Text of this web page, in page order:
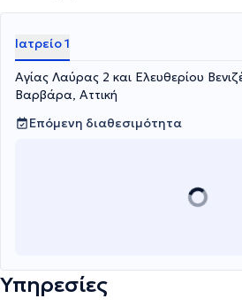
Ιατρείο 1
Αγίας Λαύρας 2 και Ελευθερίου
Βαρβάρα, Αττική
Επόμενη διαθεσιμότητα
Υπηρεσίες